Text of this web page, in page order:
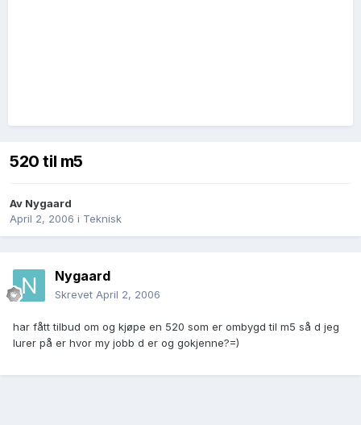
520 til m5
Av Nygaard
April 2, 2006 i Teknisk
Nygaard
Skrevet April 2, 2006
har fått tilbud om og kjøpe en 520 som er ombygd til m5 så d jeg
lurer på er hvor my jobb d er og gokjenne?=)